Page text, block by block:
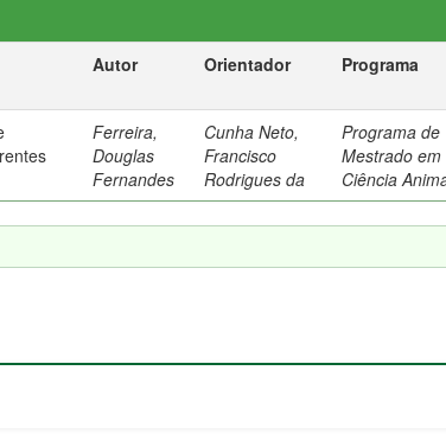
Autor Orientador Programa
Ferreira,
Douglas
Fernandes
Cunha Neto,
Francisco
Rodrigues da
Programa de
Mestrado em
Ciência